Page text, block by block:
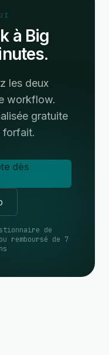
à Big
les deux
workflow.
gratuite
forfait.
dès
de
remboursé de 7